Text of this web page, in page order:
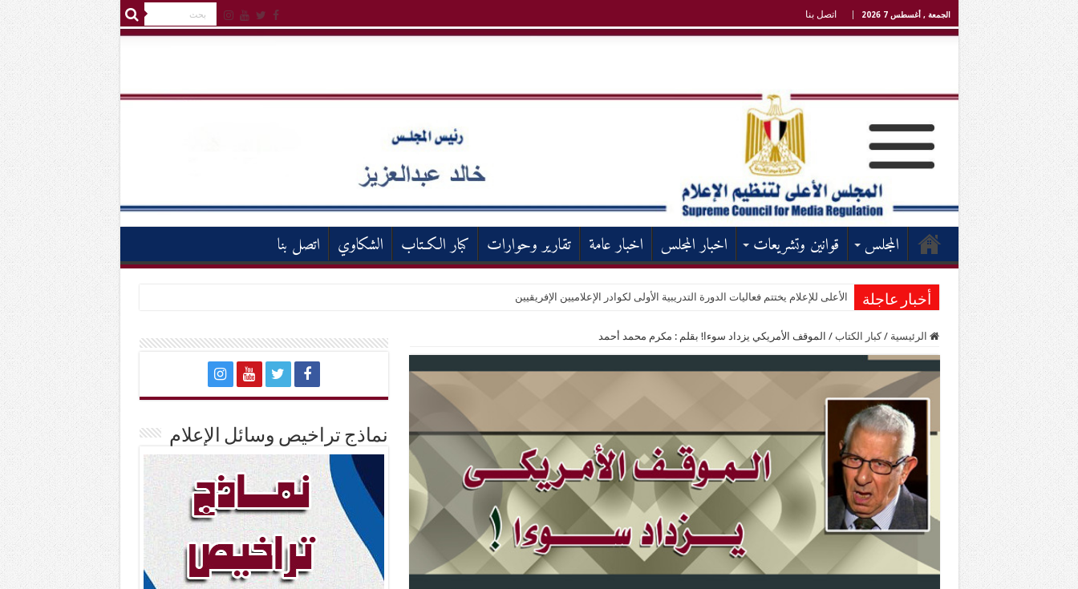
الجمعة , أغسطس 7 2026 اتصل بنا
المجلس قوانين وتشريعات اخبار المجلس اخبار عامة تقارير وحوارات كبار الكـتاب الشكاوي اتصل بنا
أخبار عاجلة الأعلى للإعلام يختتم فعاليات الدورة التدريبية الأولى لكوادر الإعلاميين الإفريقيين
الرئيسية / كبار الكتاب / الموقف الأمريكي يزداد سوءا! بقلم : مكرم محمد أحمد
نماذج تراخيص وسائل الإعلام